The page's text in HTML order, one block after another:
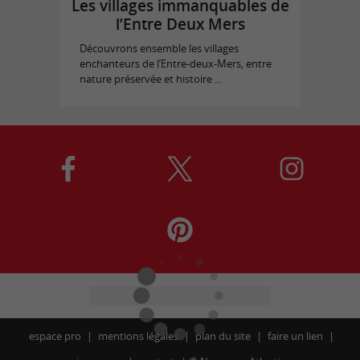
Les villages immanquables de
l’Entre Deux Mers
Découvrons ensemble les villages
enchanteurs de l’Entre-deux-Mers, entre
nature préservée et histoire ...
espace pro mentions légales plan du site
faire un lien